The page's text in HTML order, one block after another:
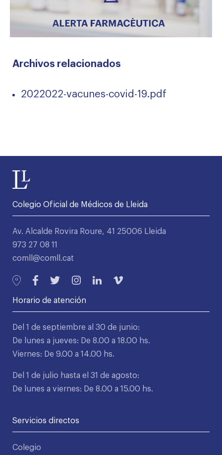
Archivos relacionados
2022022-vacunes-covid-19.pdf
Colegio Oficial de Médicos de Lleida
Av. Alcalde Rovira Roure, 41 25006 Lleida
973 27 08 11
comll@comll.cat
Horario de atención
Del 1 de septiembre al 30 de junio:
De lunes a jueves: De 8.00 a 18.00 hs.
Viernes: De 9.00 a 14.00 hs.
Del 1 de julio hasta el 31 de agosto:
De lunes a viernes: De 8.00 a 15.00 hs.
Servicios directos
Colegio